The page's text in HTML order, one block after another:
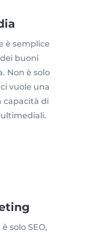
è semplice
buoni
Non è solo
vuole una
capacità di
solo SEO,